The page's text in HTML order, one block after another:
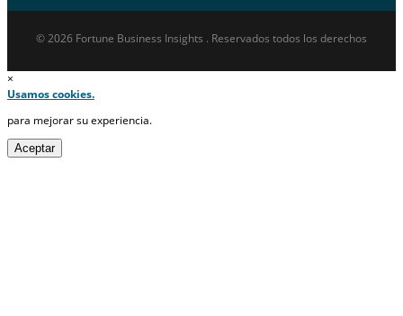
© 2026 Fortune Business Insights . Reservados todos los derechos
×
Usamos cookies.
para mejorar su experiencia.
Aceptar